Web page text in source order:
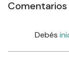
Comentarios
Debés